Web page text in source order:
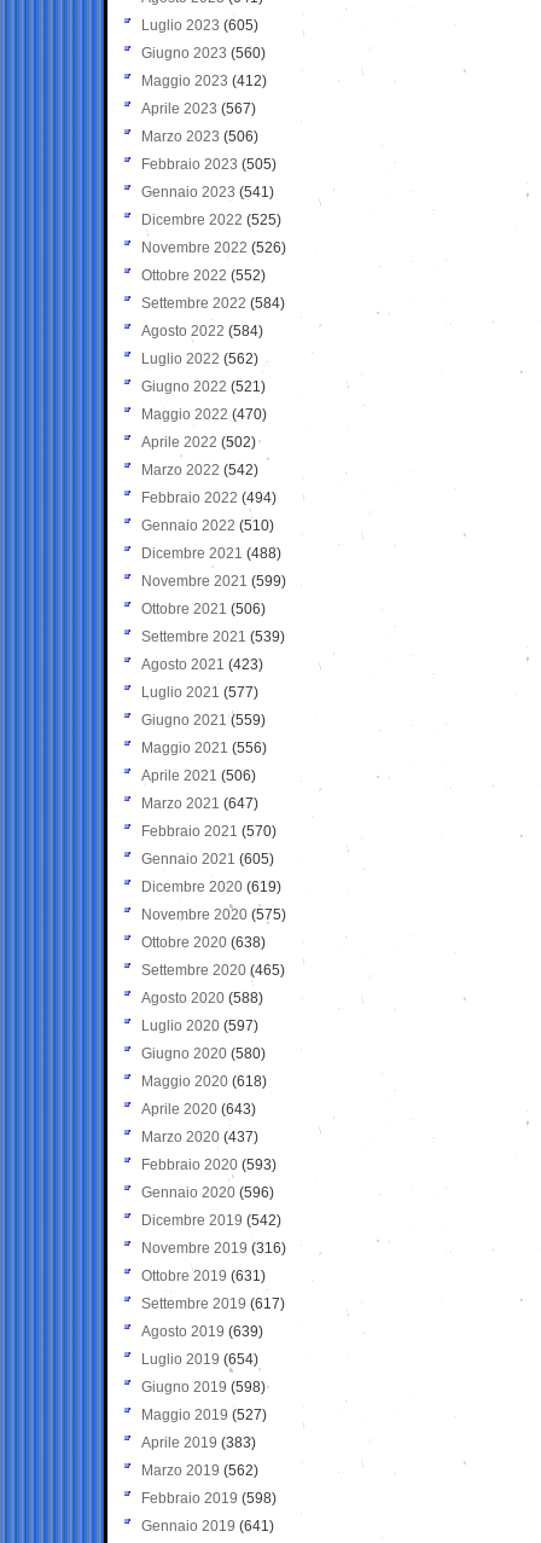
Luglio 2023 (605)
Giugno 2023 (560)
Maggio 2023 (412)
Aprile 2023 (567)
Marzo 2023 (506)
Febbraio 2023 (505)
Gennaio 2023 (541)
Dicembre 2022 (525)
Novembre 2022 (526)
Ottobre 2022 (552)
Settembre 2022 (584)
Agosto 2022 (584)
Luglio 2022 (562)
Giugno 2022 (521)
Maggio 2022 (470)
Aprile 2022 (502)
Marzo 2022 (542)
Febbraio 2022 (494)
Gennaio 2022 (510)
Dicembre 2021 (488)
Novembre 2021 (599)
Ottobre 2021 (506)
Settembre 2021 (539)
Agosto 2021 (423)
Luglio 2021 (577)
Giugno 2021(559)
Maggio 2021 (556)
Aprile 2021 (506)
Marzo 2021 (647)
Febbraio 2021 (570)
Gennaio 2021 (605)
Dicembre 2020 (619)
Novembre 2020 (575)
Ottobre 2020 (638)
Settembre 2020(465)
Agosto 2020 (588)
Luglio 2020 (597)
Giugno 2020 (580)
Maggio 2020 (618)
Aprile 2020 (643)
Marzo 2020 (437)
Febbraio 2020 (593)
Gennaio 2020 (596)
Dicembre 2019 (542)
Novembre 2019 (316)
Ottobre 2019 (631)
Settembre 2019 (617)
Agosto 2019 (639)
Luglio 2019 (654)
Giugno 2019 (598)
Maggio 2019 (527)
Aprile 2019 (383)
Marzo 2019 (562)
Febbraio 2019 (598)
Gennaio 2019 (641)